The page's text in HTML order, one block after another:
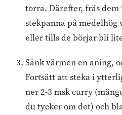
torra. Därefter, fräs
stekpanna på medelhög
eller tills de börjar bli
Sänk värmen en aning,
Fortsätt att steka i
ner 2-3 msk curry
du tycker om det) och